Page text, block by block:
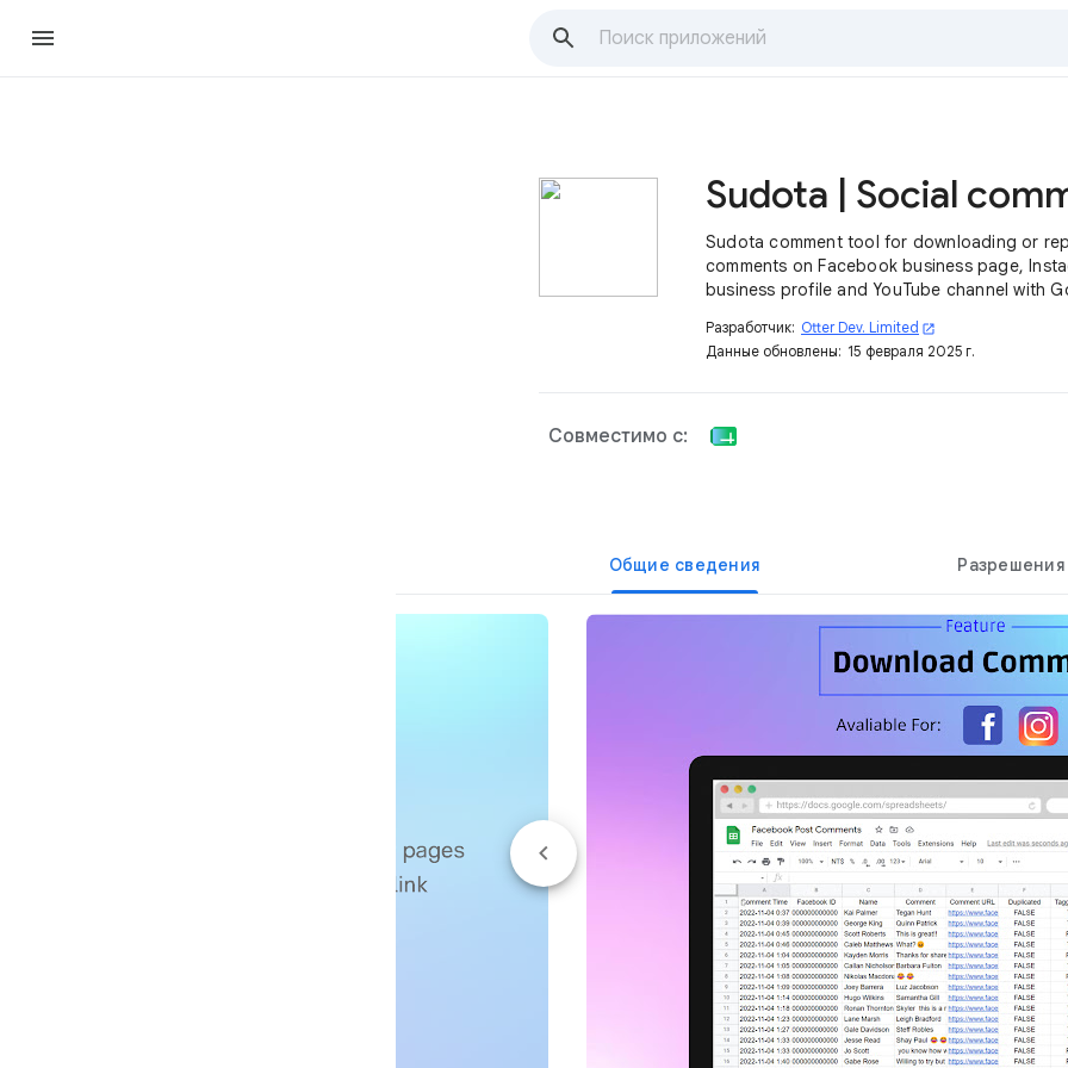
Sudota comment tool for downloading or
comments on Facebook business page,
business profile and YouTube channel with
Разработчик: Otter Dev. Limited open_in_new
Данные обновлены: 15 февраля 2025 г.
Совместимо с:
Общие сведения Разрешения